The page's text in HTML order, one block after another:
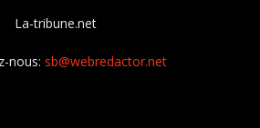
La-tribune.net
nous: sb@webredactor.net